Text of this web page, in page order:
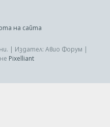
на сайта
| Издател: Авио Форум |
Pixelliant